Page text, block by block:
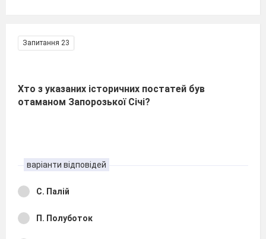
Запитання 23
Хто з указаних історичних постатей був
отаманом Запорозької Січі?
варіанти відповідей
С. Палій
П. Полуботок